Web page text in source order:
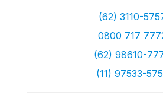
(62) 3110-
0800 717
(62) 98610-
(11) 97533-